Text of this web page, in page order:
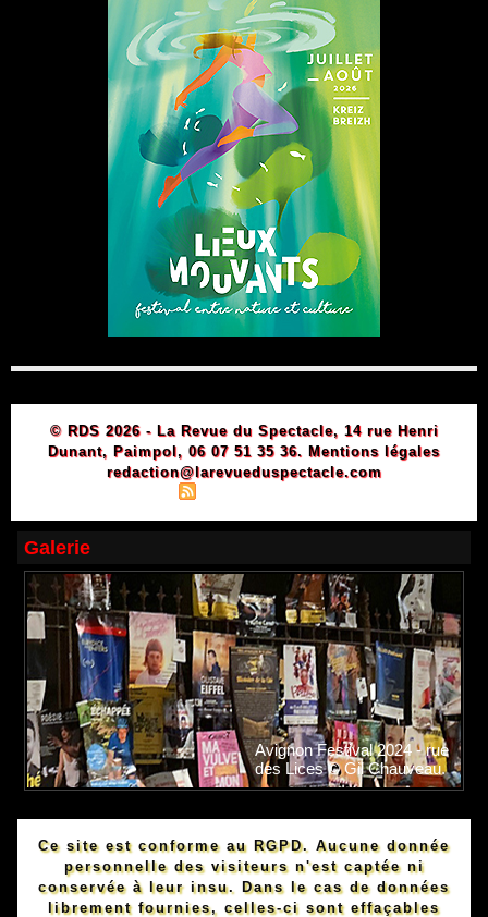
© RDS 2026 - La Revue du Spectacle, 14 rue Henri
Dunant, Paimpol, 06 07 51 35 36. Mentions légales
redaction@larevueduspectacle.com
Galerie
Avignon Festival 2024 - rue
des Lices © Gil Chauveau.
Ce site est conforme au RGPD. Aucune donnée
personnelle des visiteurs n'est captée ni
conservée à leur insu. Dans le cas de données
librement fournies, celles-ci sont effaçables